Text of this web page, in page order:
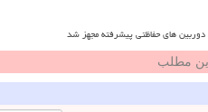
های حفاظتی پیشرفته مجهز شد
مطلب